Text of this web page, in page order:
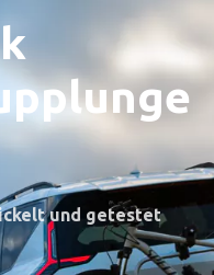
und getestet